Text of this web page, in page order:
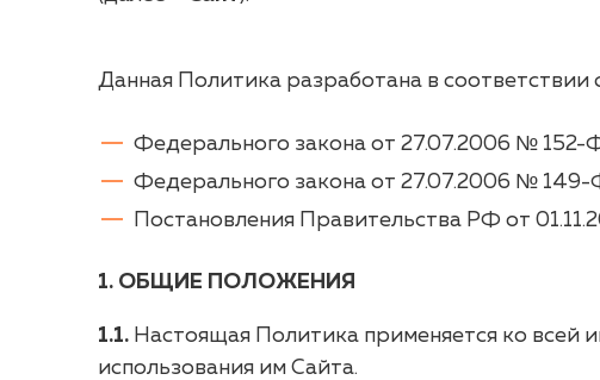
Данная Политика разработана в соответствии
Федерального закона от 27.07.2006 № 152-
Федерального закона от 27.07.2006 №
Постановления Правительства РФ от
1. ОБЩИЕ ПОЛОЖЕНИЯ
1.1. Настоящая Политика применяется ко
использования им Сайта.